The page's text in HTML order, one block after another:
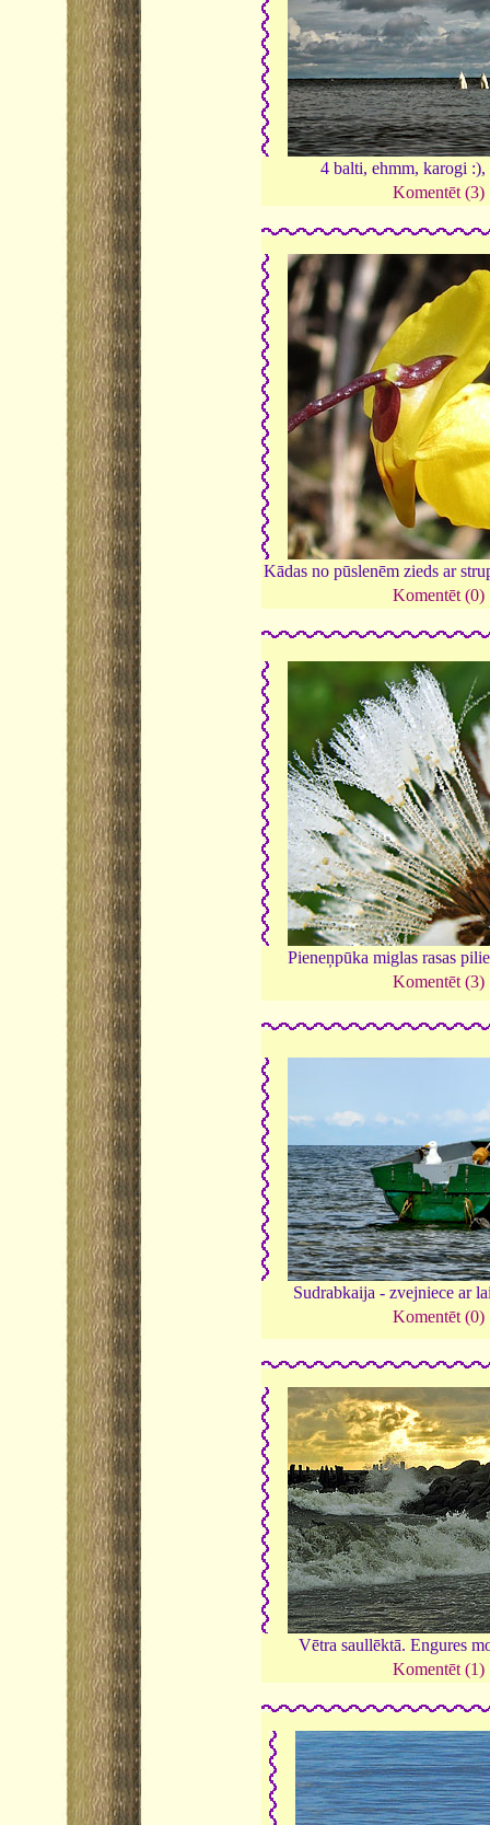
4 balti, ehmm, karogi :),
Komentēt (3)
Kādas no pūslenēm zieds ar
Komentēt (0)
Pieneņpūka miglas rasas
Komentēt (3)
Sudrabkaija - zvejniece ar
Komentēt (0)
Vētra saullēktā. Engures
Komentēt (1)